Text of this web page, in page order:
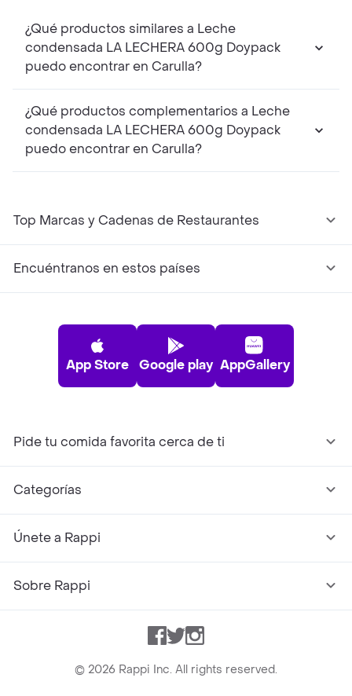
¿Qué productos similares a Leche
condensada LA LECHERA 600g Doypack
puedo encontrar en Carulla?
¿Qué productos complementarios a Leche
condensada LA LECHERA 600g Doypack
puedo encontrar en Carulla?
Top Marcas y Cadenas de Restaurantes
Encuéntranos en estos países
App Store Google play AppGallery
Pide tu comida favorita cerca de ti
Categorías
Únete a Rappi
Sobre Rappi
Facebook
TwitterInstagram
© 2026 Rappi Inc. All rights reserved.